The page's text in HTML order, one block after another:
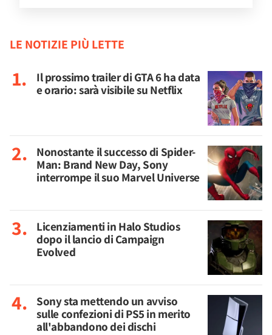
LE NOTIZIE PIÙ LETTE
Il prossimo trailer di GTA 6 ha data
e orario: sarà visibile su Netflix
Nonostante il successo di Spider-
Man: Brand New Day, Sony
interrompe il suo Marvel Universe
Licenziamenti in Halo Studios
dopo il lancio di Campaign
Evolved
Sony sta mettendo un avviso
sulle confezioni di PS5 in merito
all'abbandono dei dischi